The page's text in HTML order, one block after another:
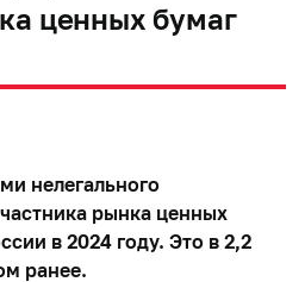
ценных бумаг
нелегального
рынка ценных
в 2024 году. Это в 2,2
ранее.